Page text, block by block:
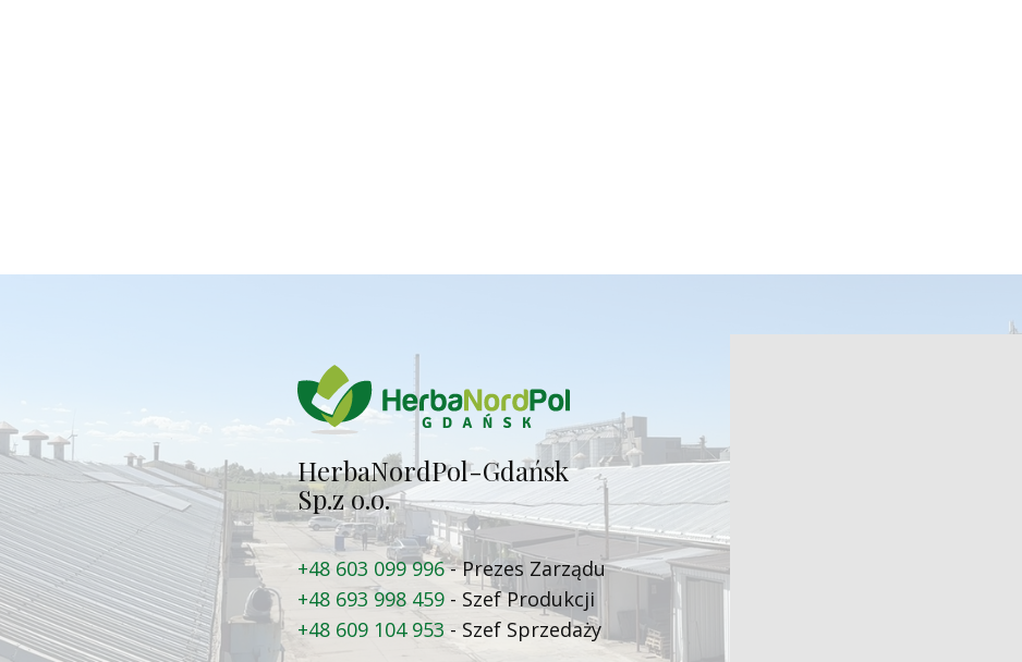
Herba​NordPol-Gdańsk
Sp.z o.o.
+48 603 099 996 - Prezes Zarząd​u
+48 693 998 459 - Szef Produkcji
+48 609 104 953 - Szef Sprzedaży